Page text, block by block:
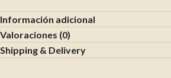
Información adicional
Valoraciones (0)
Shipping & Delivery